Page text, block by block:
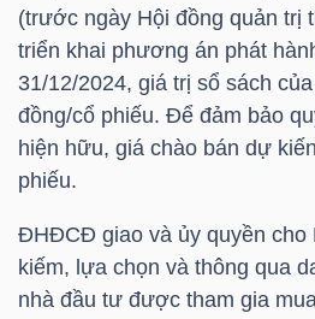
(trước ngày Hội đồng quản trị
triển khai phương án phát
31/12/2024, giá trị sổ sách của
đồng/cổ phiếu. Để đảm bảo
hiện hữu, giá chào bán dự
phiếu.
ĐHĐCĐ giao và ủy quyền cho
kiếm, lựa chọn và thông qua
nhà đầu tư được tham gia
KINH
TẾ
THẾ